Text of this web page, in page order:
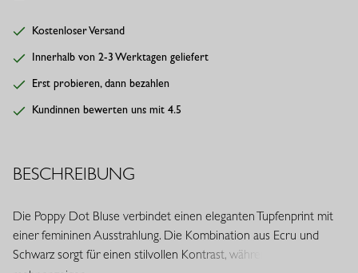
Kostenloser Versand
Innerhalb von 2-3 Werktagen geliefert
Erst probieren, dann bezahlen
Kundinnen bewerten uns mit 4.5
BESCHREIBUNG
Die Poppy Dot Bluse verbindet einen eleganten Tupfenprint mit
einer femininen Ausstrahlung. Die Kombination aus Ecru und
Schwarz sorgt für einen stilvollen Kontrast, während die